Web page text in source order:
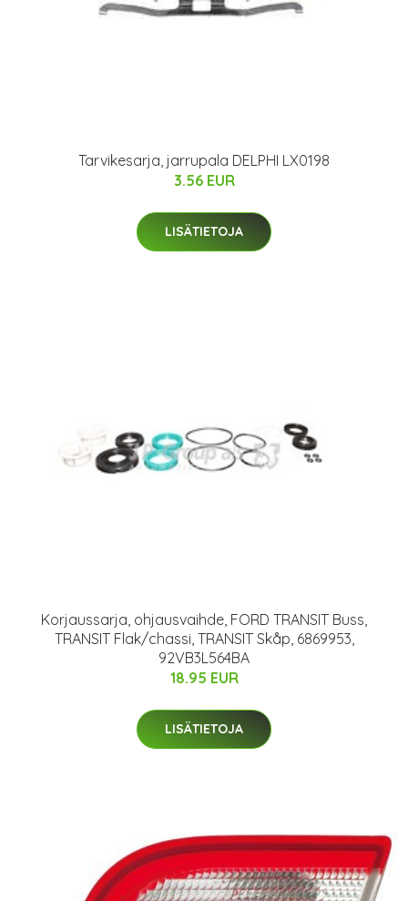
Tarvikesarja, jarrupala DELPHI LX0198
3.56 EUR
LISÄTIETOJA
Korjaussarja, ohjausvaihde, FORD TRANSIT Buss,
TRANSIT Flak/chassi, TRANSIT Skåp, 6869953,
92VB3L564BA
18.95 EUR
LISÄTIETOJA